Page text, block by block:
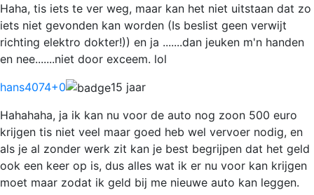
Haha, tis iets te ver weg, maar kan het niet uitstaan dat zo
iets niet gevonden kan worden (Is beslist geen verwijt
richting elektro dokter!)) en ja .......dan jeuken m'n handen
en nee.......niet door exceem. lol
hans4074+0
15 jaar
Hahahaha, ja ik kan nu voor de auto nog zoon 500 euro
krijgen tis niet veel maar goed heb wel vervoer nodig, en
als je al zonder werk zit kan je best begrijpen dat het geld
ook een keer op is, dus alles wat ik er nu voor kan krijgen
moet maar zodat ik geld bij me nieuwe auto kan leggen.